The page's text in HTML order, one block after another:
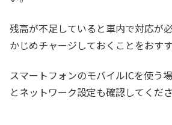
残高が不足していると車内で対応が
かじめチャージしておくことをおすす
スマートフォンのモバイルICを使う
とネットワーク設定も確認してくださ